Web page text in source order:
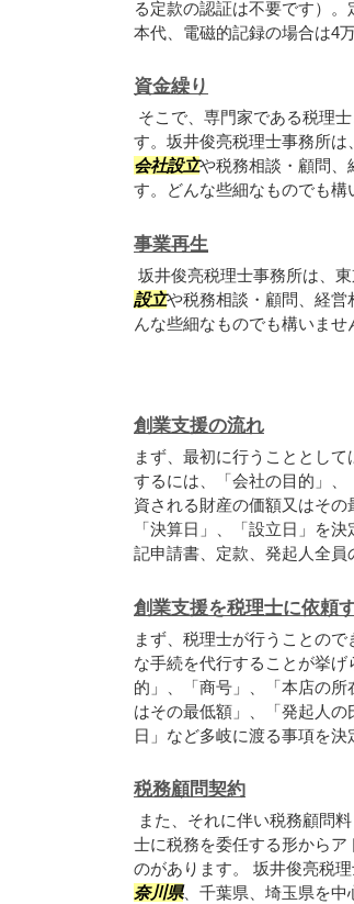
る定款の認証は不要です）
本代、電磁的記録の場合は4
資金繰り
そこで、専門家である税理
す。坂井俊亮税理士事務所は
会社設立や税務相談・顧問、
す。どんな些細なものでも構
事業再生
坂井俊亮税理士事務所は、東
設立や税務相談・顧問、経
んな些細なものでも構いま
創業支援の流れ
まず、最初に行うこととして
するには、「会社の目的」
資される財産の価額又はその
「決算日」、「設立日」を
記申請書、定款、発起人全員
創業支援を税理士に依頼
まず、税理士が行うことので
な手続を代行することが挙げ
的」、「商号」、「本店の
はその最低額」、「発起人
日」など多岐に渡る事項を決
税務顧問契約
また、それに伴い税務顧問
士に税務を委任する形から
のがあります。 坂井俊亮税
奈川県、千葉県、埼玉県を中